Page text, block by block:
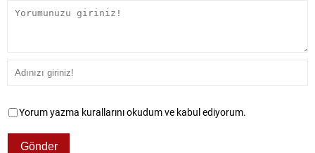
Yorum yazma kurallarını okudum ve kabul ediyorum.